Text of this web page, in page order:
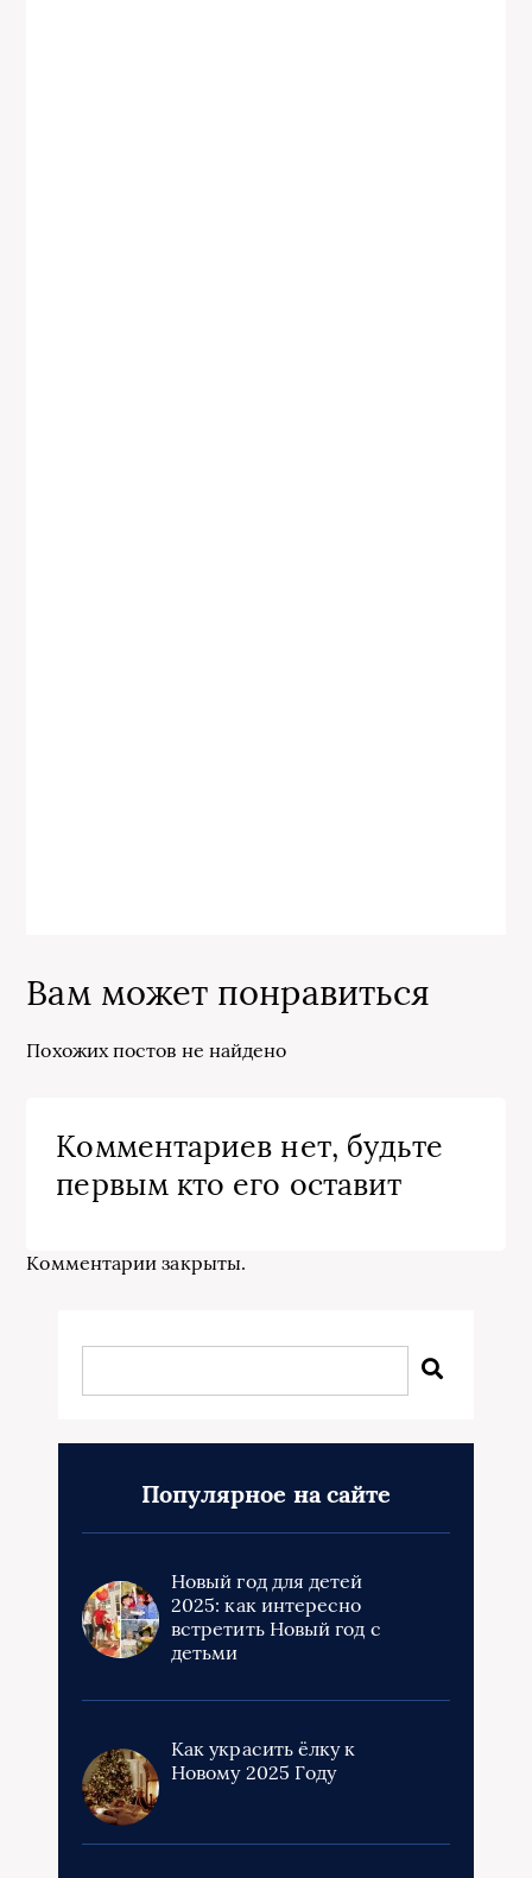
Вам может понравиться
Похожих постов не найдено
Комментариев нет, будьте
первым кто его оставит
Комментарии закрыты.
Популярное на сайте
Новый год для детей
2025: как интересно
встретить Новый год с
детьми
Как украсить ёлку к
Новому 2025 Году